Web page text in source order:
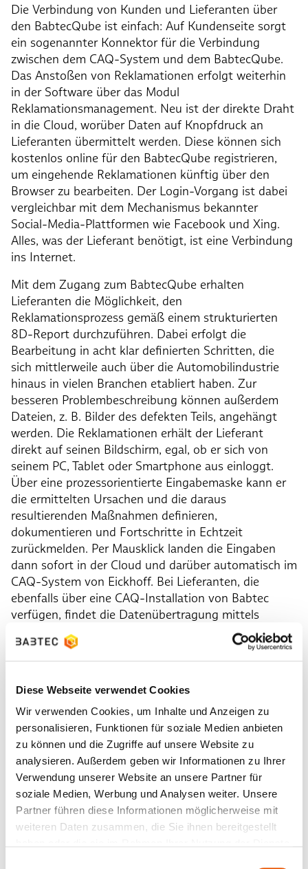
Diese Webseite verwendet Cookies
Wir verwenden Cookies, um Inhalte und Anzeigen zu
personalisieren, Funktionen für soziale Medien anbieten
zu können und die Zugriffe auf unsere Website zu
analysieren. Außerdem geben wir Informationen zu Ihrer
Verwendung unserer Website an unsere Partner für
soziale Medien, Werbung und Analysen weiter. Unsere
Partner führen diese Informationen möglicherweise mit
weiteren Daten zusammen, die Sie ihnen bereitgestellt
Die Verbindung von Kunden und Lieferanten über
den BabtecQube ist einfach: Auf Kundenseite sorgt
ein sogenannter Konnektor für die Verbindung
zwischen dem CAQ-System und dem BabtecQube.
Das Anstoßen von Reklamationen erfolgt weiterhin
in der Software über das Modul
Reklamationsmanagement. Neu ist der direkte Draht
in die Cloud, worüber Daten auf Knopfdruck an
Lieferanten übermittelt werden. Diese können sich
kostenlos online für den BabtecQube registrieren,
um eingehende Reklamationen künftig über den
Browser zu bearbeiten. Der Login-Vorgang ist dabei
vergleichbar mit dem Mechanismus bekannter
Social-Media-Plattformen wie Facebook und Xing.
Alles, was der Lieferant benötigt, ist eine Verbindung
ins Internet.
Mit dem Zugang zum BabtecQube erhalten
Lieferanten die Möglichkeit, den
Reklamationsprozess gemäß einem strukturierten
8D-Report durchzuführen. Dabei erfolgt die
Bearbeitung in acht klar definierten Schritten, die
sich mittlerweile auch über die Automobilindustrie
hinaus in vielen Branchen etabliert haben. Zur
besseren Problembeschreibung können außerdem
Dateien, z. B. Bilder des defekten Teils, angehängt
werden. Die Reklamationen erhält der Lieferant
direkt auf seinen Bildschirm, egal, ob er sich von
seinem PC, Tablet oder Smartphone aus einloggt.
Über eine prozessorientierte Eingabemaske kann er
die ermittelten Ursachen und die daraus
resultierenden Maßnahmen definieren,
dokumentieren und Fortschritte in Echtzeit
zurückmelden. Per Mausklick landen die Eingaben
dann sofort in der Cloud und darüber automatisch im
CAQ-System von Eickhoff. Bei Lieferanten, die
ebenfalls über eine CAQ-Installation von Babtec
verfügen, findet die Datenübertragung mittels
Konnektor direkt aus dem Softwaremodul für
Reklamationsmanagement statt. Technisch erfolgt
der Austausch standardisiert über das vor allem in
Um das System fundiert zu prüfen, führte Eickhoff
im ersten Schritt eine Testphase mit ausgewählten
Lieferanten durch. Eine Auswahl von vier
unterschiedlichen Lieferantentypen sollte die
Praxistauglichkeit der Lösung auf die Probe stellen.
Integriert wurde:
ein Lieferant mit besonders vielen
Reklamationen,